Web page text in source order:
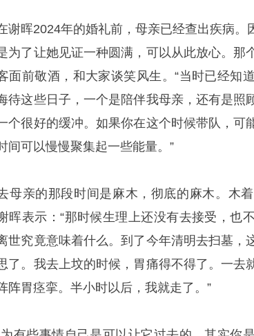
谢晖2024年的婚礼前，母亲已经查出疾病。
为了让她见证一种圆满，可以从此放心。那
面前敬酒，和大家谈笑风生。“当时已经知
待这些日子，一个是陪伴我母亲，还有是照
个很好的缓冲。如果你在这个时候带队，可
间可以慢慢聚集起一些能量。”
母亲的那段时间是麻木，彻底的麻木。木
晖表示：“那时候生理上还没有去接受，也
世究竟意味着什么。到了今年清明去扫墓，
了。我去上坟的时候，胃痛得不得了。一去
阵胃痉挛。半小时以后，我就走了。”